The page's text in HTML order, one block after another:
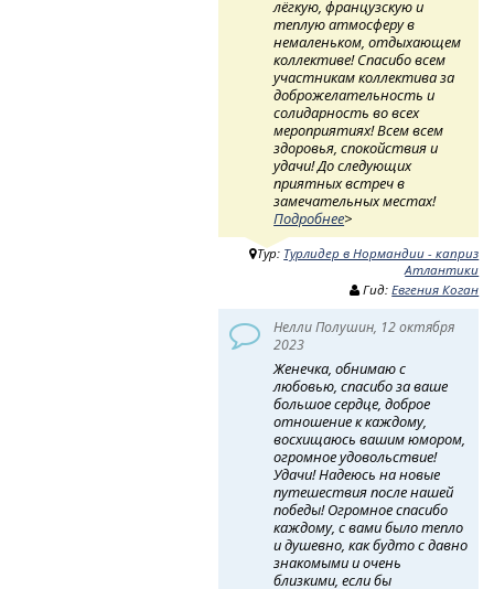
лёгкую, французскую и
теплую атмосферу в
немаленьком, отдыхающем
коллективе! Спасибо всем
участникам коллектива за
доброжелательность и
солидарность во всех
мероприятиях! Всем всем
здоровья, спокойствия и
удачи! До следующих
приятных встреч в
замечательных местах!
Подробнее>
Тур: Турлидер в Нормандии - каприз
Атлантики
Гид:Евгения Коган
Нелли Полушин, 12 октября
2023
Женечка, обнимаю с
любовью, спасибо за ваше
большое сердце, доброе
отношение к каждому,
восхищаюсь вашим юмором,
огромное удовольствие!
Удачи! Надеюсь на новые
путешествия после нашей
победы! Огромное спасибо
каждому, с вами было тепло
и душевно, как будто с давно
знакомыми и очень
близкими, если бы